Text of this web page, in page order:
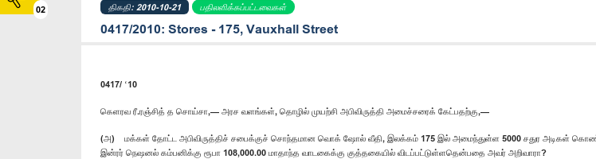
02 திகதி: 2010-10-21 பதிலளிக்கப்பட்டவைகள்
0417/2010: Stores - 175, Vauxhall Street
0417/ ‘10
கெளரவ ரீ.ரஞ்சித் த சொய்சா,— அரச வளங்கள், தொழில் முயற்சி அபிவிருத்தி அமைச்சரைக் கேட்பதற்கு,—
(அ) மக்கள் தோட்ட அபிவிருத்திச் சபைக்குச் சொந்தமான வொக் ஷோல் வீதி, இலக்கம் 175 இல் அமைந்துள்ள 5000 சதுர அடிகள்
இன்ரர் நெஷனல் கம்பனிக்கு ரூபா 108,000.00 மாதாந்த வாடகைக்கு குத்தகையில் விடப்பட்டுள்ளதென்பதை அவர் அறிவாரா?